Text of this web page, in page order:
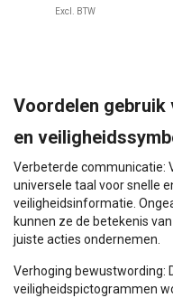
Excl. BTW
Voordelen
en
Verbeterde communicatie:
universele taal voor snelle
veiligheidsinformatie.
kunnen ze de betekenis
juiste acties ondernemen.
Verhoging bewustwording:
veiligheidspictogrammen